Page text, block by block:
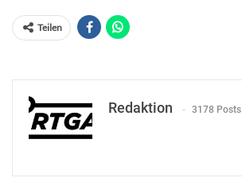
Teilen
Redaktion 3178 Posts